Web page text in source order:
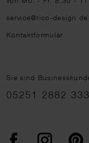
service@rico-design.de
Kontaktformular
Sie sind
05251 2882 333
FacebookInstagram